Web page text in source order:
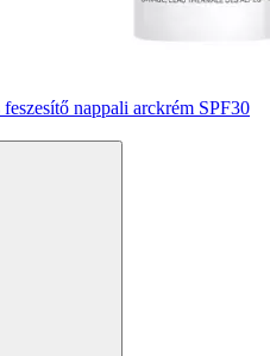
nappali arckrém SPF30